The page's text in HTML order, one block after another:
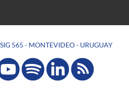
565 - MONTEVIDEO - URUGUAY